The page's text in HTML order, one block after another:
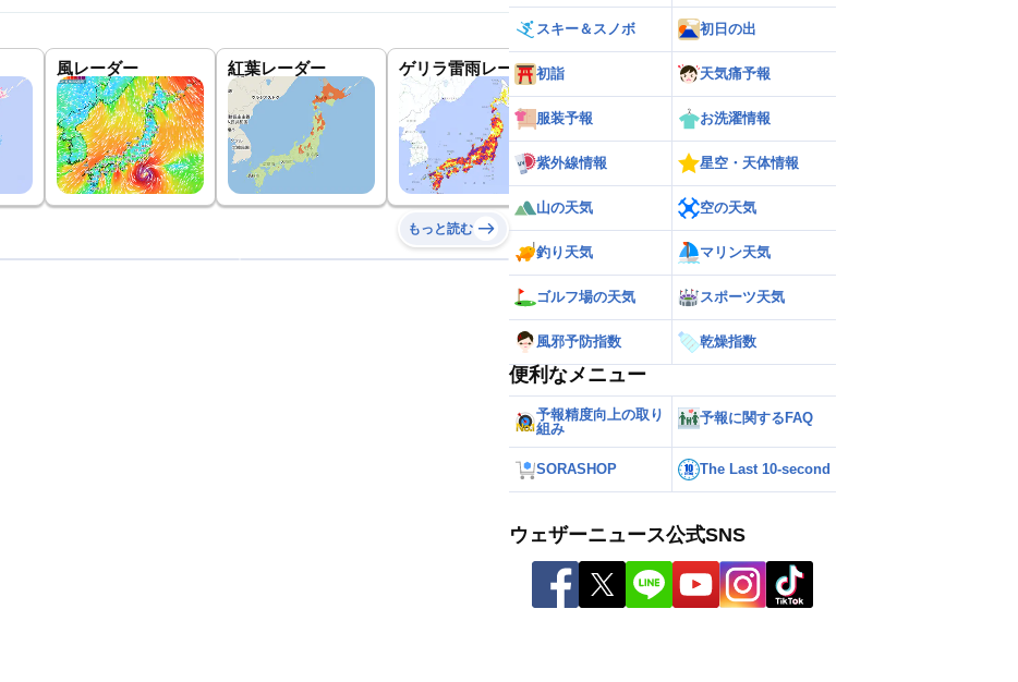
風レーダー 紅葉レーダー ゲリラ雷雨レーダー 世界の雨雲レーダー
もっと読む
スキー＆スノボ 初日の出
初詣 天気痛予報
服装予報 お洗濯情報
紫外線情報 星空・天体情報
山の天気 空の天気
釣り天気 マリン天気
ゴルフ場の天気 スポーツ天気
風邪予防指数 乾燥指数
便利なメニュー
予報精度向上の取り
組み
予報に関するFAQ
SORASHOP The Last 10-second
ウェザーニュース公式SNS